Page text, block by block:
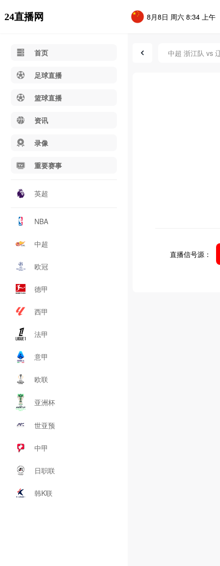
24直播网 8月8日 周六 8:34 上午
首页
足球直播
篮球直播
资讯
录像
重要赛事
英超
NBA
中超
欧冠
德甲
西甲
法甲
意甲
欧联
亚洲杯
世亚预
中甲
日职联
韩K联
中超 浙江队 vs
直播信号源：